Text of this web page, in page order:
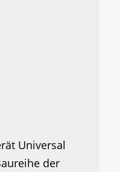
Universal
der